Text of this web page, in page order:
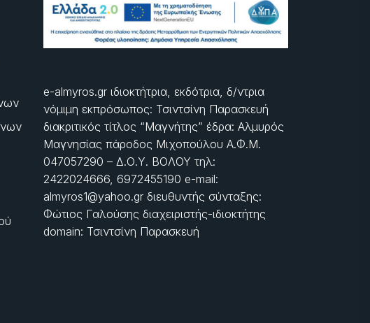
e-almyros.gr ιδιοκτήτρια, εκδότρια, δ/ντρια
νόμιμη εκπρόσωπος: Τσιντσίνη Παρασκευή
διακριτικός τίτλος “Μαγνήτης” έδρα: Αλμυρός
Μαγνησίας πάροδος Μιχοπούλου Α.Φ.Μ.
047057290 – Δ.Ο.Υ. ΒΟΛΟΥ τηλ:
2422024666, 6972455190 e-mail:
almyros1@yahoo.gr διευθυντής σύνταξης:
Φώτιος Γαλούσης διαχειριστής-ιδιοκτήτης
domain: Τσιντσίνη Παρασκευή